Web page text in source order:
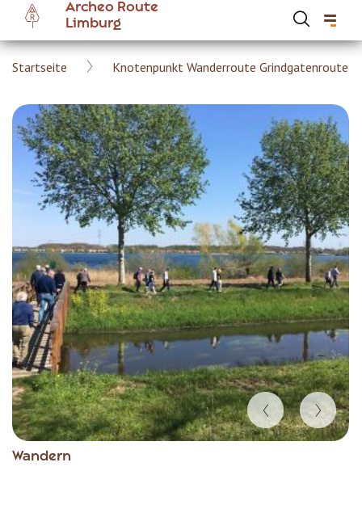
main
content
Archeo Route
Limburg
Breadcrumb
Startseite Knotenpunkt Wanderroute Grindgatenroute
Wandern
Item